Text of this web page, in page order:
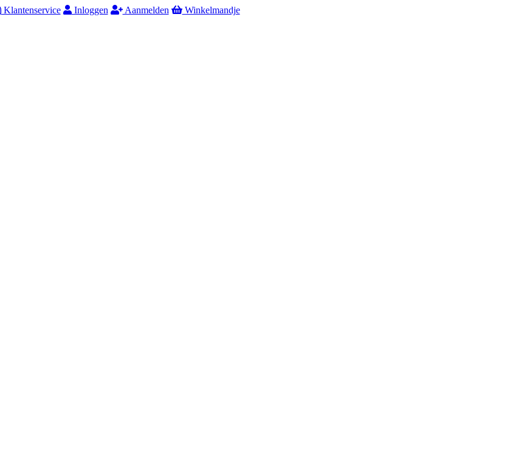
Klantenservice Inloggen Aanmelden Winkelmandje